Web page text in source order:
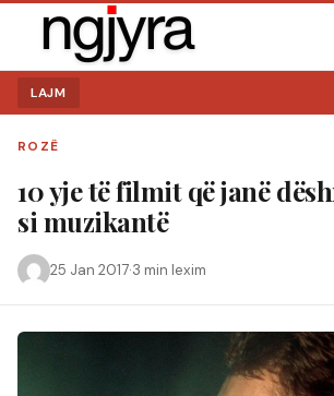
LAJM
ROZË
10 yje të filmit që janë
si muzikantë
25 Jan 2017·3 min lexim